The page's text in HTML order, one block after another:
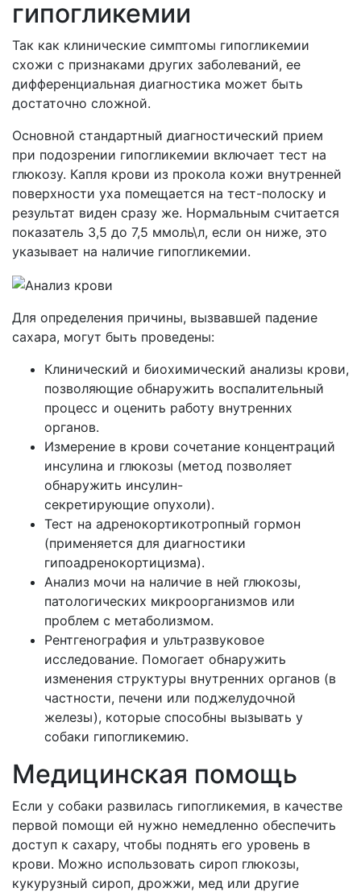
гипогликемии
Так как клинические симптомы гипогликемии
схожи с признаками других заболеваний, ее
дифференциальная диагностика может быть
достаточно сложной.
Основной стандартный диагностический прием
при подозрении гипогликемии включает тест на
глюкозу. Капля крови из прокола кожи внутренней
поверхности уха помещается на тест-полоску и
результат виден сразу же. Нормальным считается
показатель 3,5 до 7,5 ммоль\л, если он ниже, это
указывает на наличие гипогликемии.
Для определения причины, вызвавшей падение
сахара, могут быть проведены:
Клинический и биохимический анализы крови,
позволяющие обнаружить воспалительный
процесс и оценить работу внутренних
органов.
Измерение в крови сочетание концентраций
инсулина и глюкозы (метод позволяет
обнаружить инсулин-
секретирующие опухоли).
Тест на адренокортикотропный гормон
(применяется для диагностики
гипоадренокортицизма).
Анализ мочи на наличие в ней глюкозы,
патологических микроорганизмов или
проблем с метаболизмом.
Рентгенография и ультразвуковое
исследование. Помогает обнаружить
изменения структуры внутренних органов (в
частности, печени или поджелудочной
железы), которые способны вызывать у
собаки гипогликемию.
Медицинская помощь
Если у собаки развилась гипогликемия, в качестве
первой помощи ей нужно немедленно обеспечить
доступ к сахару, чтобы поднять его уровень в
крови. Можно использовать сироп глюкозы,
кукурузный сироп, дрожжи, мед или другие